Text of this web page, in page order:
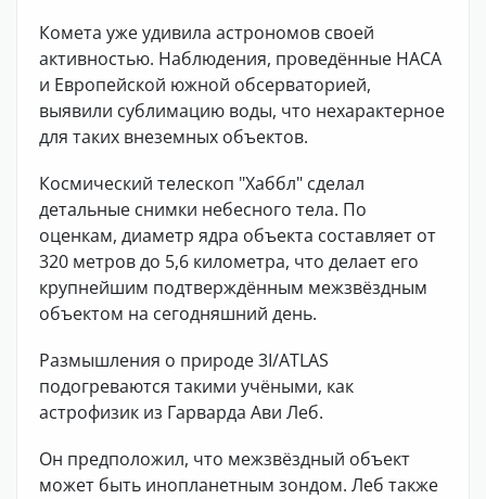
Комета уже удивила астрономов своей
активностью. Наблюдения, проведённые НАСА
и Европейской южной обсерваторией,
выявили сублимацию воды, что нехарактерное
для таких внеземных объектов.
Космический телескоп "Хаббл" сделал
детальные снимки небесного тела. По
оценкам, диаметр ядра объекта составляет от
320 метров до 5,6 километра, что делает его
крупнейшим подтверждённым межзвёздным
объектом на сегодняшний день.
Размышления о природе 3I/ATLAS
подогреваются такими учёными, как
астрофизик из Гарварда Ави Леб.
Он предположил, что межзвёздный объект
может быть инопланетным зондом. Леб также